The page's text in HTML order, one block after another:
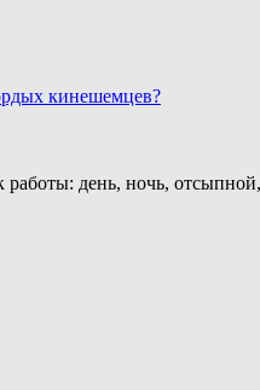
кинешемцев?
работы: день, ночь,